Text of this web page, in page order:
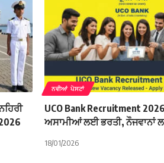
ਨਵੀਆਂ ਪੋਸਟਾਂ
UCO Bank Recruitment
ਅਸਾਮੀਆਂ ਲਈ ਭਰਤੀ, ਨੌਜਵਾਨਾਂ
18/01/2026